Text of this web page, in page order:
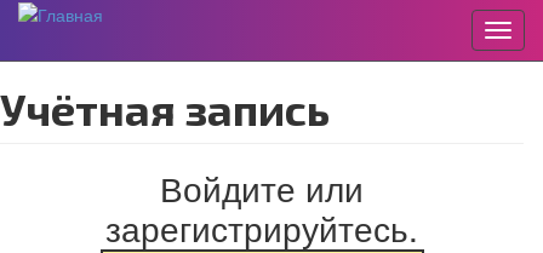
к
основному
Учётная запись
Войдите или
зарегистрируйтесь.